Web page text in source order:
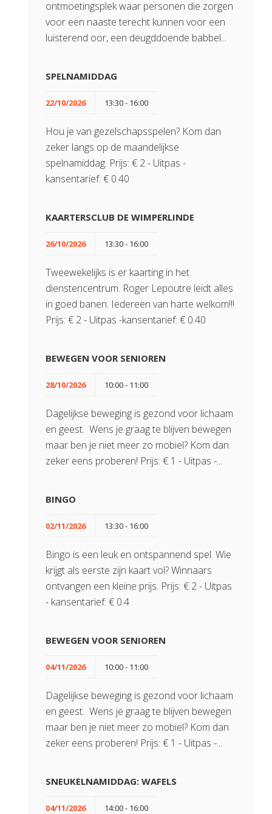
ontmoetingsplek waar personen die zorgen
voor een naaste terecht kunnen voor een
luisterend oor, een deugddoende babbel...
SPELNAMIDDAG
22/10/2026 13:30 - 16:00
Hou je van gezelschapsspelen? Kom dan
zeker langs op de maandelijkse
spelnamiddag. Prijs: € 2 - Uitpas -
kansentarief: € 0.40
KAARTERSCLUB DE WIMPERLINDE
26/10/2026 13:30 - 16:00
Tweewekelijks is er kaarting in het
dienstencentrum. Roger Lepoutre leidt alles
in goed banen. Iedereen van harte welkom!!!
Prijs: € 2 - Uitpas -kansentarief: € 0.40
BEWEGEN VOOR SENIOREN
28/10/2026 10:00 - 11:00
Dagelijkse beweging is gezond voor lichaam
en geest. Wens je graag te blijven bewegen
maar ben je niet meer zo mobiel? Kom dan
zeker eens proberen! Prijs: € 1 - Uitpas -...
BINGO
02/11/2026 13:30 - 16:00
Bingo is een leuk en ontspannend spel. Wie
krijgt als eerste zijn kaart vol? Winnaars
ontvangen een kleine prijs. Prijs: € 2 - Uitpas
- kansentarief: € 0.4
BEWEGEN VOOR SENIOREN
04/11/2026 10:00 - 11:00
Dagelijkse beweging is gezond voor lichaam
en geest. Wens je graag te blijven bewegen
maar ben je niet meer zo mobiel? Kom dan
zeker eens proberen! Prijs: € 1 - Uitpas -...
SNEUKELNAMIDDAG: WAFELS
04/11/2026 14:00 - 16:00